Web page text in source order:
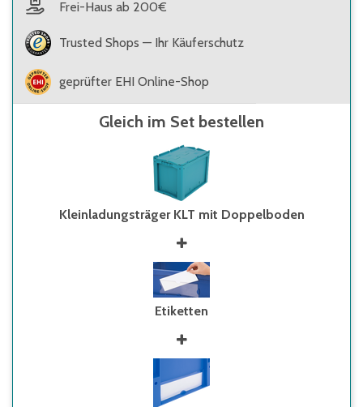
Frei-Haus ab 200€
Trusted Shops — Ihr Käuferschutz
geprüfter EHI Online-Shop
Gleich im Set bestellen
Kleinladungsträger KLT mit Doppelboden
Etiketten